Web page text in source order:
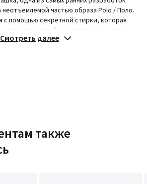
неотъемлемой частью образа Polo / Поло.
с помощью секретной стирки, которая
вид и мягкость ткани с
деталей в стиле преппи, эта модель
на пуговицах.
Смотреть далее
также